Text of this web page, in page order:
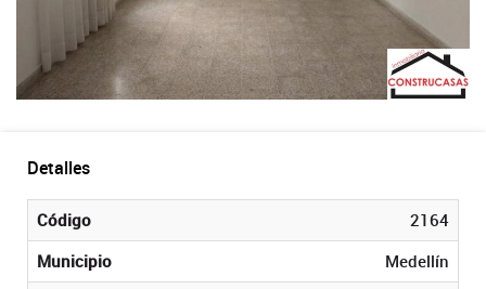
Detalles
Código
2164
Municipio
Medellín